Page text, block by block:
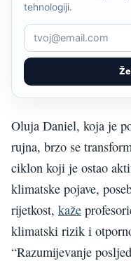
tehnologiji.
Oluja Daniel, koja je
rujna, brzo se
ciklon koji je ostao
klimatske pojave,
rijetkost, kaže
klimatski rizik i
“Razumijevanje